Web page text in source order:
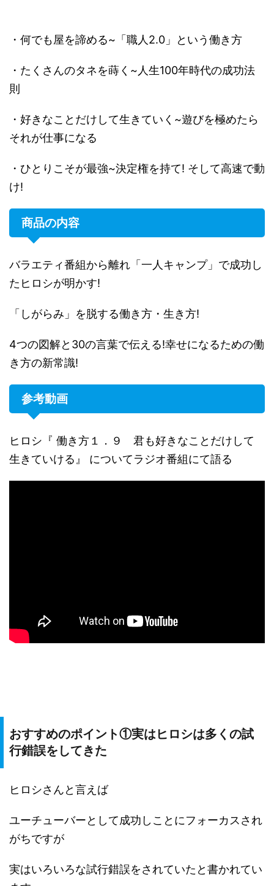
・何でも屋を諦める~「職人2.0」という働き方
・たくさんのタネを蒔く~人生100年時代の成功法
則
・好きなことだけして生きていく~遊びを極めたら
それが仕事になる
・ひとりこそが最強~決定権を持て! そして高速で動
け!
商品の内容
バラエティ番組から離れ「一人キャンプ」で成功し
たヒロシが明かす!
「しがらみ」を脱する働き方・生き方!
4つの図解と30の言葉で伝える!幸せになるための働
き方の新常識!
参考動画
ヒロシ『 働き方１．９ 君も好きなことだけして
生きていける』 についてラジオ番組にて語る
おすすめのポイント①実はヒロシは多くの試
行錯誤をしてきた
ヒロシさんと言えば
ユーチューバーとして成功しことにフォーカスされ
がちですが
実はいろいろな試行錯誤をされていたと書かれてい